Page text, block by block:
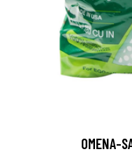
OMENA-